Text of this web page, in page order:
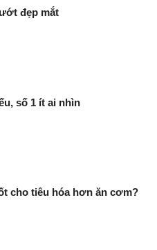
đẹp mắt
số 1 ít ai nhìn
cho tiêu hóa hơn ăn cơm?